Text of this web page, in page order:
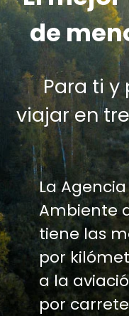
de
Para ti y
viajar en
La
Ambiente
tiene las
por
a la
por